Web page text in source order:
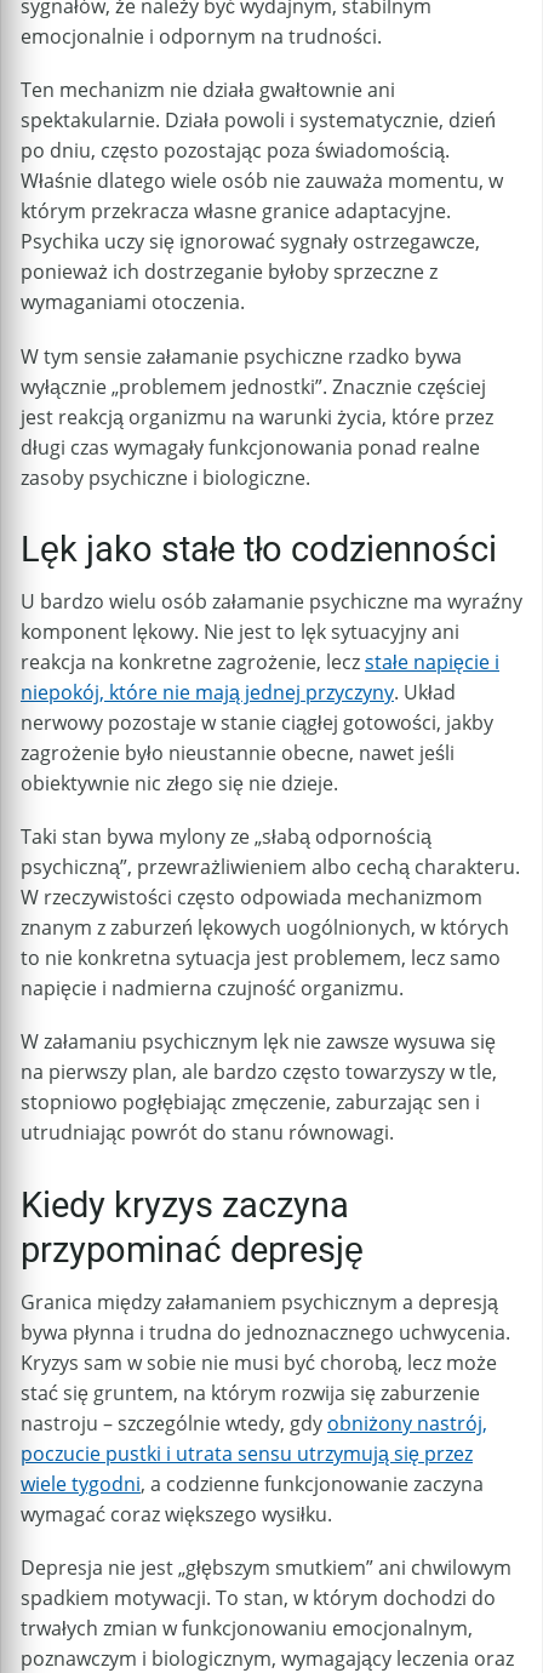
sygnałów, że należy być wydajnym, stabilnym
emocjonalnie i odpornym na trudności.
Ten mechanizm nie działa gwałtownie ani
spektakularnie. Działa powoli i systematycznie, dzień
po dniu, często pozostając poza świadomością.
Właśnie dlatego wiele osób nie zauważa momentu, w
którym przekracza własne granice adaptacyjne.
Psychika uczy się ignorować sygnały ostrzegawcze,
ponieważ ich dostrzeganie byłoby sprzeczne z
wymaganiami otoczenia.
W tym sensie załamanie psychiczne rzadko bywa
wyłącznie „problemem jednostki”. Znacznie częściej
jest reakcją organizmu na warunki życia, które przez
długi czas wymagały funkcjonowania ponad realne
zasoby psychiczne i biologiczne.
Lęk jako stałe tło codzienności
U bardzo wielu osób załamanie psychiczne ma wyraźny
komponent lękowy. Nie jest to lęk sytuacyjny ani
reakcja na konkretne zagrożenie, leczstałe napięcie i
niepokój, które nie mają jednej przyczyny. Układ
nerwowy pozostaje w stanie ciągłej gotowości, jakby
zagrożenie było nieustannie obecne, nawet jeśli
obiektywnie nic złego się nie dzieje.
Taki stan bywa mylony ze „słabą odpornością
psychiczną”, przewrażliwieniem albo cechą charakteru.
W rzeczywistości często odpowiada mechanizmom
znanym z zaburzeń lękowych uogólnionych, w których
to nie konkretna sytuacja jest problemem, lecz samo
napięcie i nadmierna czujność organizmu.
W załamaniu psychicznym lęk nie zawsze wysuwa się
na pierwszy plan, ale bardzo często towarzyszy w tle,
stopniowo pogłębiając zmęczenie, zaburzając sen i
utrudniając powrót do stanu równowagi.
Kiedy kryzys zaczyna
przypominać depresję
Granica między załamaniem psychicznym a depresją
bywa płynna i trudna do jednoznacznego uchwycenia.
Kryzys sam w sobie nie musi być chorobą, lecz może
stać się gruntem, na którym rozwija się zaburzenie
nastroju – szczególnie wtedy, gdy obniżony nastrój,
poczucie pustki i utrata sensu utrzymują się przez
wiele tygodni, a codzienne funkcjonowanie zaczyna
wymagać coraz większego wysiłku.
Depresja nie jest „głębszym smutkiem” ani chwilowym
spadkiem motywacji. To stan, w którym dochodzi do
trwałych zmian w funkcjonowaniu emocjonalnym,
poznawczym i biologicznym, wymagający leczenia oraz